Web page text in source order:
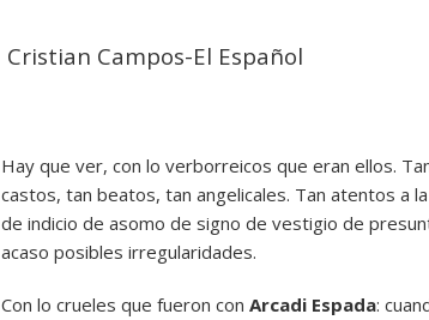
Cristian Campos-El Español
Hay que ver, con lo verborreicos que eran ellos.
castos, tan beatos, tan angelicales. Tan atentos a
de indicio de asomo de signo de vestigio de
acaso posibles irregularidades.
Con lo crueles que fueron con Arcadi Espada: